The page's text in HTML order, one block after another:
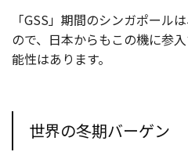
「GSS」期間のシンガポール
ので、日本からもこの機に参
能性はあります。
世界の冬期バーゲン